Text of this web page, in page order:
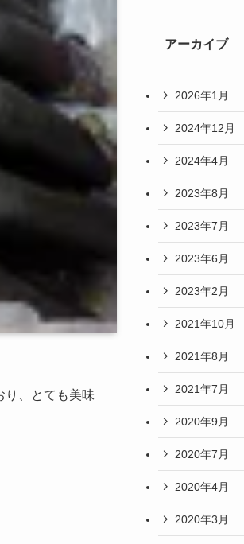
り、とても美味
アーカイブ
2026年1月
2024年12月
2024年4月
2023年8月
2023年7月
2023年6月
2023年2月
2021年10月
2021年8月
2021年7月
2020年9月
2020年7月
2020年4月
2020年3月